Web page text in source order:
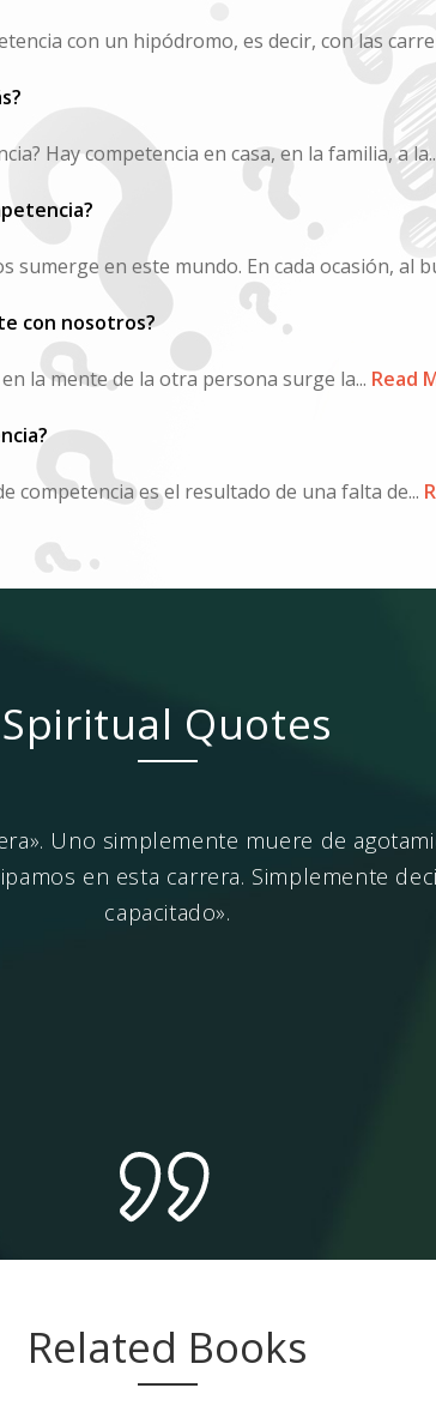
con un hipódromo, es decir, con las
Hay competencia en casa, en la familia, a
en este mundo. En cada ocasión, al
con nosotros?
la mente de la otra persona surge la... Read
es el resultado de una falta de...
Spiritual Quotes
Uno simplemente muere de
en esta carrera. Simplemente
capacitado».
Related Books